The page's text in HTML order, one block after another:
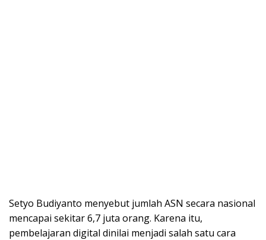
Setyo Budiyanto menyebut jumlah ASN secara nasional
mencapai sekitar 6,7 juta orang. Karena itu,
pembelajaran digital dinilai menjadi salah satu cara